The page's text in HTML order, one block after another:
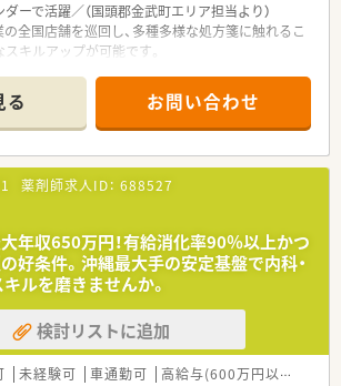
トオフィス等で行っていただいております。
や、小学校就学中まで子供の病気療養・学校行事
1時間単位で有給取得が出来るケアリーブ制度など
います。
・えるぼし最高評価など、外部機関からの評価も
の能力が発揮できる環境を整えています。
ーで活躍／（国頭郡金武町エリア担当より）
全国店舗を巡回し、多種多様な処方箋に触れるこ
キルアップが可能です。
需状況について】
金武町に位置しており、駅からは離れていますが
快適に通勤できる店舗です。
よび脳神経外科などの処方箋を1日に50枚から
ており、在宅業務もございます。
勤務者数は薬剤師1名体制となっており、今回新
迎えて体制強化を図ります。
いて】
を全国に展開しており、複数のグループ企業と連
域医療に貢献している法人です。
ての業務だけでなく、副業などにも寛容で従業員の
肯定する柔軟な社風があります。
性を重んじるビジョンを掲げており、一人ひとり
る お問い合わせ
薬剤師求人ID： 688527
大年収650万円！有給消化率90％以上かつ
好条件。沖縄最大手の安定基盤で内科・
ルを磨きませんか。
検討リストに追加
未経験可 車通勤可 高給与(600万円以上)